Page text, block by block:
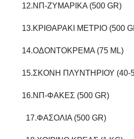
12.ΝΠ-ΖΥΜΑΡΙΚΑ (500 GR)
13.ΚΡΙΘΑΡΑΚΙ ΜΕΤΡΙΟ (500
14.ΟΔΟΝΤΟΚΡΕΜΑ (75 ΜL)
15.ΣΚΟΝΗ ΠΛΥΝΤΗΡΙΟΥ (40-
16.ΝΠ-ΦΑΚΕΣ (500 GR)
17.ΦΑΣΟΛΙΑ (500 GR)